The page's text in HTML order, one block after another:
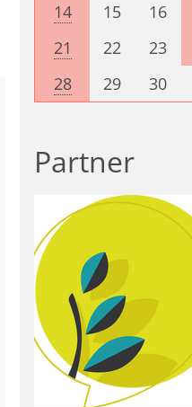
14
15 16
21
22 23
28
29 30
Partner